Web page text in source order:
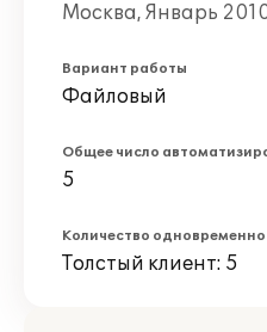
Москва, Январь
Вариант работы
Файловый
Общее число
5
Количество
Толстый клиент: 5